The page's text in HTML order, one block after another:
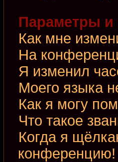
Параметры и
Как мне
На
Я изменил
Моего языка
Как я могу
Что такое
Когда я
конференцию!